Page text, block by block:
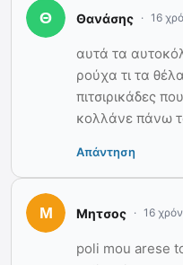
Θανάσης 16
αυτά τα
ρούχα τι τα
πιτσιρικάδες
κολλάνε πάνω
Απάντηση
Μητσος 16
poli mou arese